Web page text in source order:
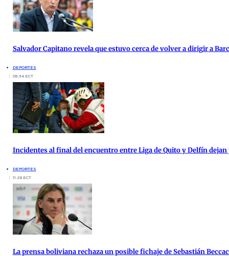
Salvador Capitano revela que estuvo cerca de volver a dirigir a
DEPORTES
09:34 ECT
Incidentes al final del encuentro entre Liga de Quito y Delfín
DEPORTES
11:28 ECT
La prensa boliviana rechaza un posible fichaje de Sebastián